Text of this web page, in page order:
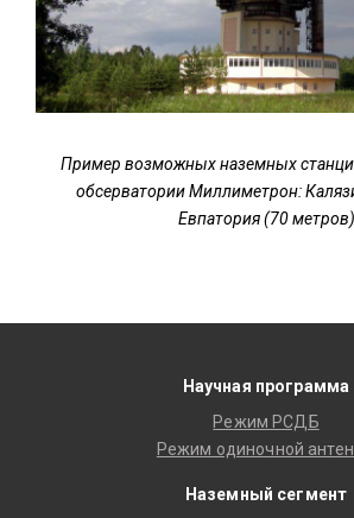
Пример возможных наземных
обсерватории Миллиметрон:
Евпатория (70 метров)
Научная программа
Режим РСДБ
Режим одиночной
Наземный сегмент